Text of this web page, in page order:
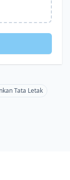
Tata Letak